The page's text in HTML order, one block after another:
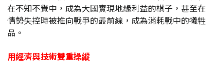
在不知不覺中，成為大國實現地緣利益的棋子，甚至在
情勢失控時被推向戰爭的最前線，成為消耗戰中的犧牲
品。
用經濟與技術雙重操縱